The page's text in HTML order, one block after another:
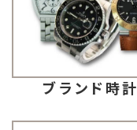
ブランド時計